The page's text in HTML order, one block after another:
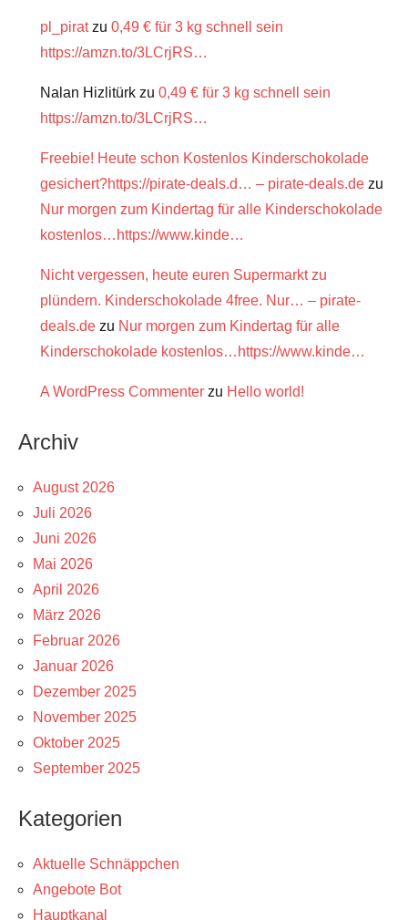
pl_piratzu 0,49 € für 3 kg schnell sein
https://amzn.to/3LCrjRS…
Nalan Hizlitürk zu 0,49 € für 3 kg schnell sein
https://amzn.to/3LCrjRS…
Freebie! Heute schon Kostenlos Kinderschokolade
gesichert?https://pirate-deals.d… – pirate-deals.de zu
Nur morgen zum Kindertag für alle Kinderschokolade
kostenlos…https://www.kinde…
Nicht vergessen, heute euren Supermarkt zu
plündern. Kinderschokolade 4free. Nur… – pirate-
deals.de zu Nur morgen zum Kindertag für alle
Kinderschokolade kostenlos…https://www.kinde…
A WordPress Commenter zu Hello world!
Archiv
August 2026
Juli 2026
Juni 2026
Mai 2026
April 2026
März 2026
Februar 2026
Januar 2026
Dezember 2025
November 2025
Oktober 2025
September 2025
Kategorien
Aktuelle Schnäppchen
Angebote Bot
Hauptkanal